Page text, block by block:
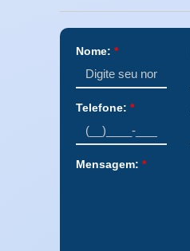
Nome: *
Telefone: *
Mensagem: *